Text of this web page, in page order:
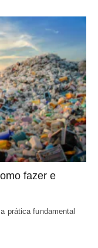
fazer e
prática fundamental